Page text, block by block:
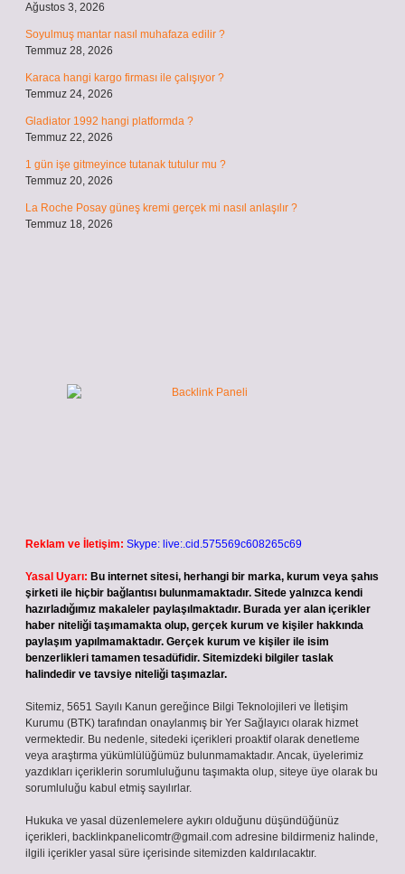
Ağustos 3, 2026
Soyulmuş mantar nasıl muhafaza edilir ?
Temmuz 28, 2026
Karaca hangi kargo firması ile çalışıyor ?
Temmuz 24, 2026
Gladiator 1992 hangi platformda ?
Temmuz 22, 2026
1 gün işe gitmeyince tutanak tutulur mu ?
Temmuz 20, 2026
La Roche Posay güneş kremi gerçek mi nasıl anlaşılır ?
Temmuz 18, 2026
Reklam ve İletişim: Skype: live:.cid.575569c608265c69
Yasal Uyarı: Bu internet sitesi, herhangi bir marka, kurum veya şahıs
şirketi ile hiçbir bağlantısı bulunmamaktadır. Sitede yalnızca kendi
hazırladığımız makaleler paylaşılmaktadır. Burada yer alan içerikler
haber niteliği taşımamakta olup, gerçek kurum ve kişiler hakkında
paylaşım yapılmamaktadır. Gerçek kurum ve kişiler ile isim
benzerlikleri tamamen tesadüfidir. Sitemizdeki bilgiler taslak
halindedir ve tavsiye niteliği taşımazlar.
Sitemiz, 5651 Sayılı Kanun gereğince Bilgi Teknolojileri ve İletişim
Kurumu (BTK) tarafından onaylanmış bir Yer Sağlayıcı olarak hizmet
vermektedir. Bu nedenle, sitedeki içerikleri proaktif olarak denetleme
veya araştırma yükümlülüğümüz bulunmamaktadır. Ancak, üyelerimiz
yazdıkları içeriklerin sorumluluğunu taşımakta olup, siteye üye olarak bu
sorumluluğu kabul etmiş sayılırlar.
Hukuka ve yasal düzenlemelere aykırı olduğunu düşündüğünüz
içerikleri, backlinkpanelicomtr@gmail.com adresine bildirmeniz halinde,
ilgili içerikler yasal süre içerisinde sitemizden kaldırılacaktır.